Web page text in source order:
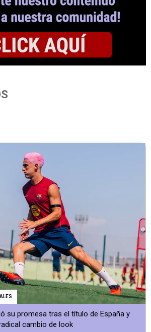
su promesa tras el título de España y
cambio de look